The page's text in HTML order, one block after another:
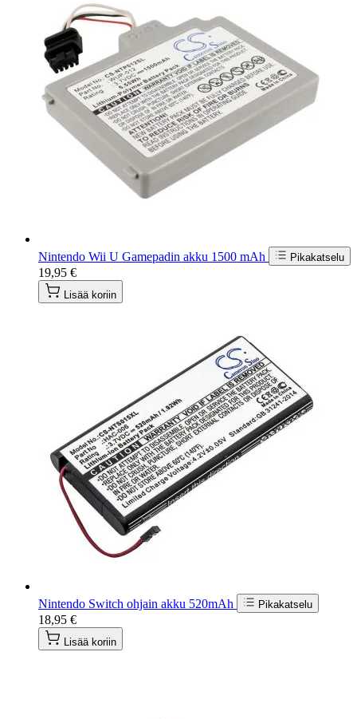
Nintendo Wii U Gamepadin akku 1500 mAh Pikakatselu
19,95 €
Lisää koriin
Nintendo Switch ohjain akku 520mAh Pikakatselu
18,95 €
Lisää koriin